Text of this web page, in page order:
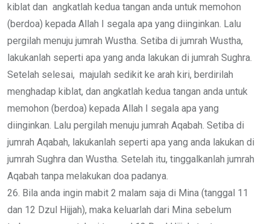
kiblat dan angkatlah kedua tangan anda untuk memohon
(berdoa) kepada Allah I segala apa yang diinginkan. Lalu
pergilah menuju jumrah Wustha. Setiba di jumrah Wustha,
lakukanlah seperti apa yang anda lakukan di jumrah Sughra.
Setelah selesai, majulah sedikit ke arah kiri, berdirilah
menghadap kiblat, dan angkatlah kedua tangan anda untuk
memohon (berdoa) kepada Allah I segala apa yang
diinginkan. Lalu pergilah menuju jumrah Aqabah. Setiba di
jumrah Aqabah, lakukanlah seperti apa yang anda lakukan di
jumrah Sughra dan Wustha. Setelah itu, tinggalkanlah jumrah
Aqabah tanpa melakukan doa padanya.
26. Bila anda ingin mabit 2 malam saja di Mina (tanggal 11
dan 12 Dzul Hijjah), maka keluarlah dari Mina sebelum